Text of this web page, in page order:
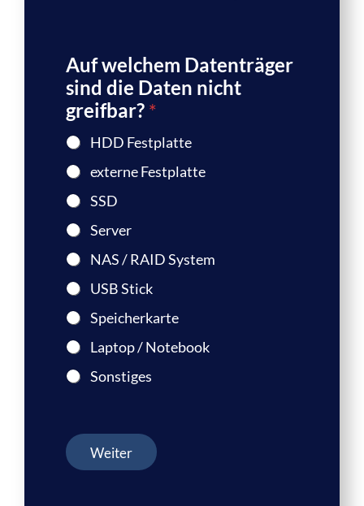
Auf welchem Datenträger
sind die Daten nicht
greifbar? *
HDD Festplatte
externe Festplatte
SSD
Server
NAS / RAID System
USB Stick
Speicherkarte
Laptop / Notebook
Sonstiges
Weiter